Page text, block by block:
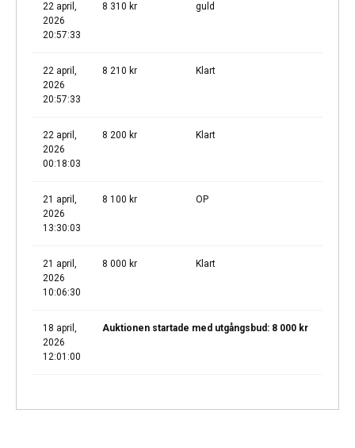
22 april,
2026
20:57:33
8 310 kr guld
22 april,
2026
20:57:33
8 210 kr Klart
22 april,
2026
00:18:03
8 200 kr Klart
21 april,
2026
13:30:03
8 100 kr OP
21 april,
2026
10:06:30
8 000 kr Klart
18 april,
2026
12:01:00
Auktionen startade med utgångsbud: 8 000 kr